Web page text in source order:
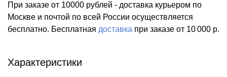
При заказе от 10000 рублей - доставка курьером по
Москве и почтой по всей России осуществляется
бесплатно. Бесплатная доставка при заказе от 10 000 р.
Характеристики